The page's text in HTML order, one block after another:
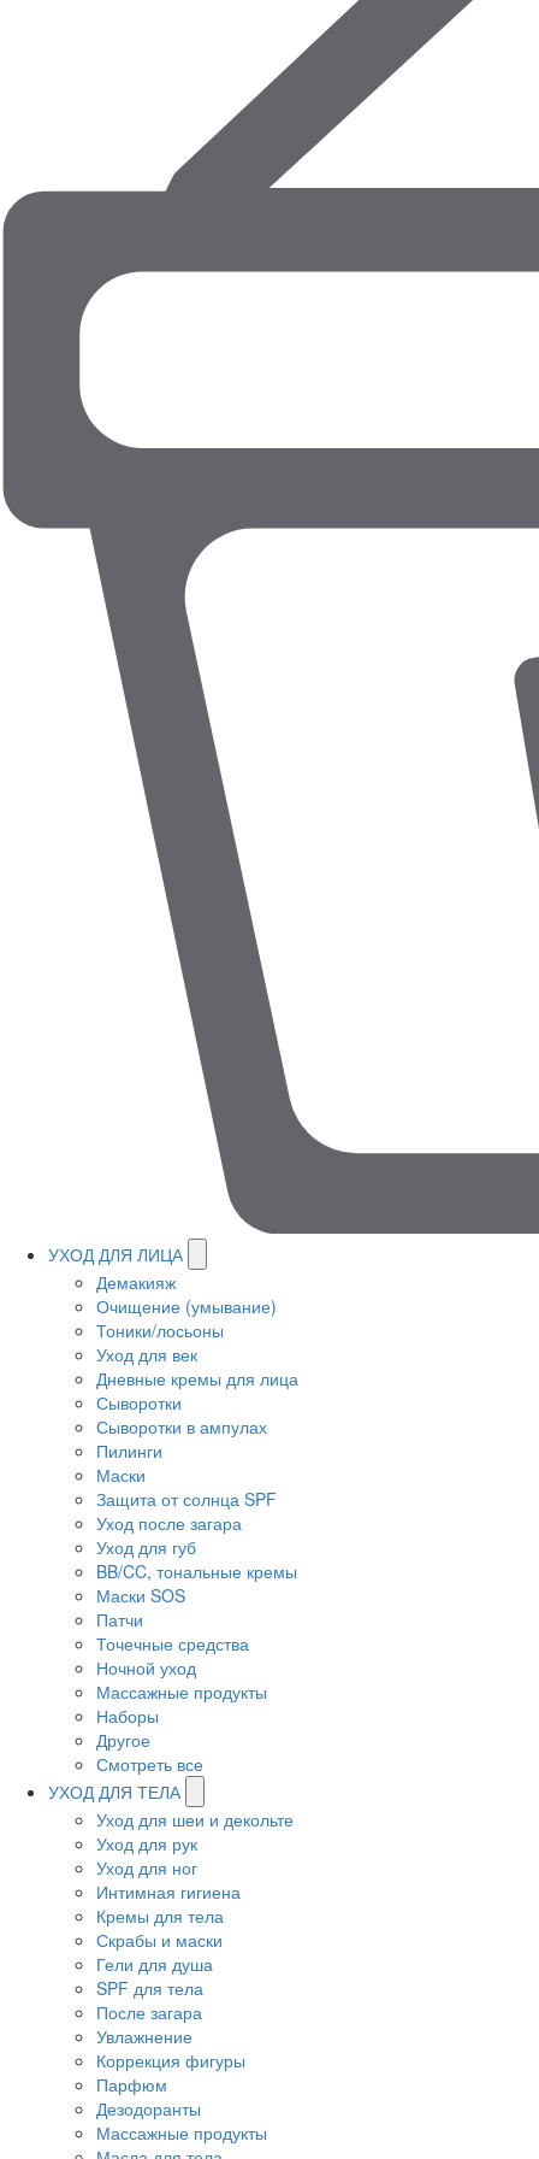
УХОД ДЛЯ ЛИЦА
Демакияж
Очищение (умывание)
Тоники/лосьоны
Уход для век
Дневные кремы для лица
Сыворотки
Сыворотки в ампулах
Пилинги
Маски
Защита от солнца SPF
Уход после загара
Уход для губ
BB/CC, тональные кремы
Маски SOS
Патчи
Точечные средства
Ночной уход
Массажные продукты
Наборы
Другое
Смотреть все
УХОД ДЛЯ ТЕЛА
Уход для шеи и декольте
Уход для рук
Уход для ног
Интимная гигиена
Кремы для тела
Скрабы и маски
Гели для душа
SPF для тела
После загара
Увлажнение
Коррекция фигуры
Парфюм
Дезодоранты
Массажные продукты